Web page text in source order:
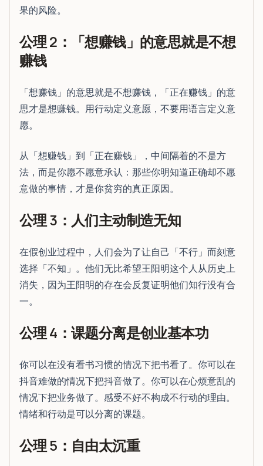
果的风险。
公理 2：「想赚钱」的意思就是不想
赚钱
「想赚钱」的意思就是不想赚钱，「正在赚钱」的意
思才是想赚钱。用行动定义意愿，不要用语言定义意
愿。
从「想赚钱」到「正在赚钱」，中间隔着的不是方
法，而是你愿不愿意承认：那些你明知道正确却不愿
意做的事情，才是你贫穷的真正原因。
公理 3：人们主动制造无知
在假创业过程中，人们会为了让自己「不行」而刻意
选择「不知」。他们无比希望王阳明这个人从历史上
消失，因为王阳明的存在会反复证明他们知行没有合
一。
公理 4：课题分离是创业基本功
你可以在没有看书习惯的情况下把书看了。你可以在
抖音难做的情况下把抖音做了。你可以在心烦意乱的
情况下把业务做了。感受不好不构成不行动的理由。
情绪和行动是可以分离的课题。
公理 5：自由太沉重